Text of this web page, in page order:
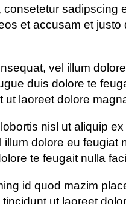
sadipscing
et accusam et
vel illum
duis dolore te
laoreet dolore
nisl ut aliquip
dolore eu feugiat
te feugait nulla
id quod mazim
ut laoreet